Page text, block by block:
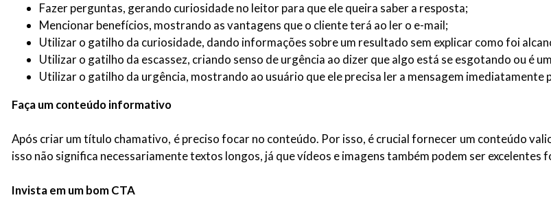
Fazer perguntas, gerando curiosidade no leitor para que ele queira saber a resposta;
Mencionar benefícios, mostrando as vantagens que o cliente terá ao ler o e-mail;
Utilizar o gatilho da curiosidade, dando informações sobre um resultado sem explicar como foi
Utilizar o gatilho da escassez, criando senso de urgência ao dizer que algo está se esgotando ou é
Utilizar o gatilho da urgência, mostrando ao usuário que ele precisa ler a mensagem imediatamente
Faça um conteúdo informativo
Após criar um título chamativo, é preciso focar no conteúdo. Por isso, é crucial fornecer um conteúdo
isso não significa necessariamente textos longos, já que vídeos e imagens também podem ser
Invista em um bom CTA